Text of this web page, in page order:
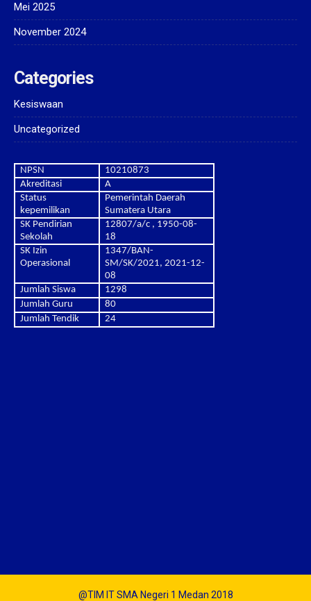
Mei 2025
November 2024
Categories
Kesiswaan
Uncategorized
NPSN
10210873
Akreditasi
A
Status
kepemilikan
Pemerintah Daerah
Sumatera Utara
SK Pendirian
Sekolah
12807/a/c , 1950-08-
18
SK Izin
Operasional
1347/BAN-
SM/SK/2021, 2021-12-
08
Jumlah Siswa
1298
Jumlah Guru
80
Jumlah Tendik
24
@TIM IT SMA Negeri 1 Medan 2018